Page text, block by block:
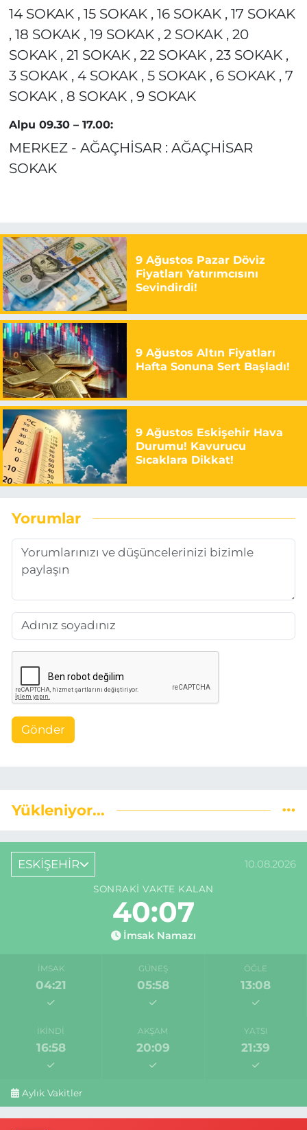
14 SOKAK , 15 SOKAK , 16 SOKAK , 17 SOKAK
, 18 SOKAK , 19 SOKAK , 2 SOKAK , 20
SOKAK , 21 SOKAK , 22 SOKAK , 23 SOKAK ,
3 SOKAK , 4 SOKAK , 5 SOKAK , 6 SOKAK , 7
SOKAK , 8 SOKAK , 9 SOKAK
Alpu 09.30 – 17.00:
MERKEZ - AĞAÇHİSAR : AĞAÇHİSAR
SOKAK
9 Ağustos Pazar Döviz
Fiyatları Yatırımcısını
Sevindirdi!
9 Ağustos Altın Fiyatları
Hafta Sonuna Sert Başladı!
9 Ağustos Eskişehir Hava
Durumu! Kavurucu
Sıcaklara Dikkat!
Yorumlar
Gönder
Yükleniyor...
ESKİŞEHİR 10.08.2026
SONRAKI VAKTE KALAN
40:06
İmsak Namazı
İMSAK
04:21
GÜNEŞ
05:58
ÖĞLE
13:08
İKINDI
16:58
AKŞAM
20:09
YATSI
21:39
Aylık Vakitler